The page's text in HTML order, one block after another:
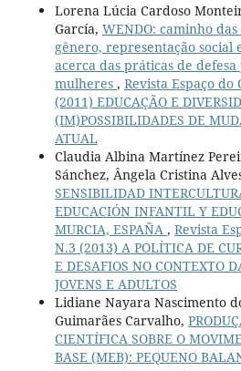
Lorena Lúcia Cardoso
García, WENDO: caminho
gênero, representação social
acerca das práticas de
mulheres , Revista Espaço do
(2011) EDUCAÇÃO E
(IM)POSSIBILIDADES DE
ATUAL
Claudia Albina Martínez
Sánchez, Ângela Cristina
SENSIBILIDAD
EDUCACIÓN INFANTIL Y
MURCIA, ESPAÑA , Revista
N.3 (2013) A POLÍTICA DE
E DESAFIOS NO CONTEXTO
JOVENS E ADULTOS
Lidiane Nayara Nascimento
Guimarães Carvalho,
CIENTÍFICA SOBRE O
BASE (MEB): PEQUENO